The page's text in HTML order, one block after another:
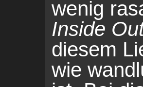
wenig
Inside
diesem
wie